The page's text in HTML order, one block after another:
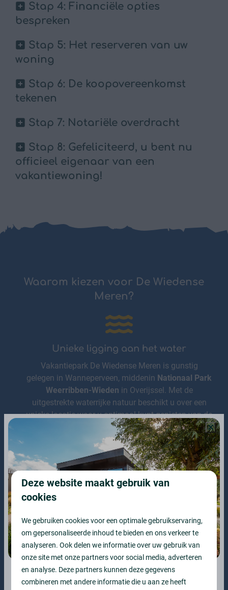
Stap 4: Financiële opties
bespreken
Stap 5: Het reserveren van uw
woning
Stap 6: De koopovereenkomst
tekenen
Stap 7: Notariële overdracht
Stap 8: Gefeliciteerd, u bent nu
officieel eigenaar van een
vakantiewoning!
Waarom kiezen voor De Wiedense
Meren?
Unieke ligging aan het water
Vakantiepark De Wiedense Meren is gunstig
gelegen in Wanneperveen, middenin Nationaal Park
Weerribben-Wieden in Overijssel. Met de
uitgestrekte waterrijke natuur beschikt u over een
unieke locatie waar u optimaal kunt genieten van de
natuur, watersport en de authentieke omgeving.
Onze eigen verhuurorganisatie
op een deskundige verhuur- en beheerorganisatie.
Wij ontzorgen u volledig: van marketing en
boekingen tot schoonmaak en onderhoud. Zo geniet
u zorgeloos van een stabiel rendement zonder
omkijken.
Deze website maakt gebruik van
cookies
We gebruiken cookies voor een optimale gebruikservaring,
om gepersonaliseerde inhoud te bieden en ons verkeer te
analyseren. Ook delen we informatie over uw gebruik van
onze site met onze partners voor social media, adverteren
en analyse. Deze partners kunnen deze gegevens
combineren met andere informatie die u aan ze heeft